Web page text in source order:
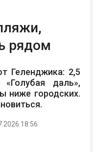
рядом
Геленджика: 2,5
даль»,
ниже городских.
18:56